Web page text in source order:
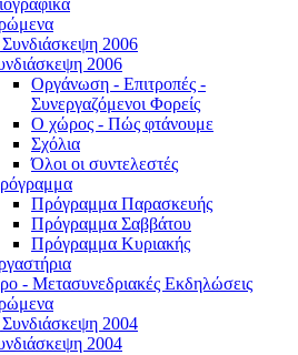
Συνδιάσκεψη 2006
2006
Οργάνωση - Επιτροπές -
Συνεργαζόμενοι Φορείς
Ο χώρος - Πώς φτάνουμε
Σχόλια
Όλοι οι συντελεστές
Πρόγραμμα Παρασκευής
Πρόγραμμα Σαββάτου
Πρόγραμμα Κυριακής
- Μετασυνεδριακές Εκδηλώσεις
Συνδιάσκεψη 2004
2004